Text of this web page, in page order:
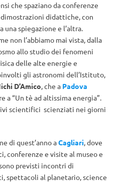
che spaziano da conferenze
didattiche, con
spiegazione e l’altra.
non l’abbiamo mai vista, dalla
allo studio dei fenomeni
delle alte energie e
gli astronomi dell’Istituto,
D’Amico, che a Padova
a “Un tè ad altissima energia”.
scientifici scienziati nei giorni
di quest’anno aCagliari, dove
conferenze e visite al museo e
previsti incontri di
spettacoli al planetario, science